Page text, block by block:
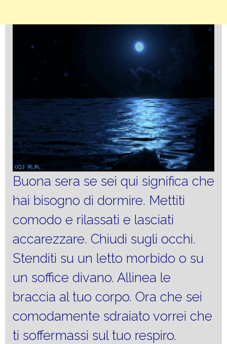
Buona sera se sei qui significa che
hai bisogno di dormire. Mettiti
comodo e rilassati e lasciati
accarezzare. Chiudi sugli occhi.
Stenditi su un letto morbido o su
un soffice divano. Allinea le
braccia al tuo corpo. Ora che sei
comodamente sdraiato vorrei che
ti soffermassi sul tuo respiro.